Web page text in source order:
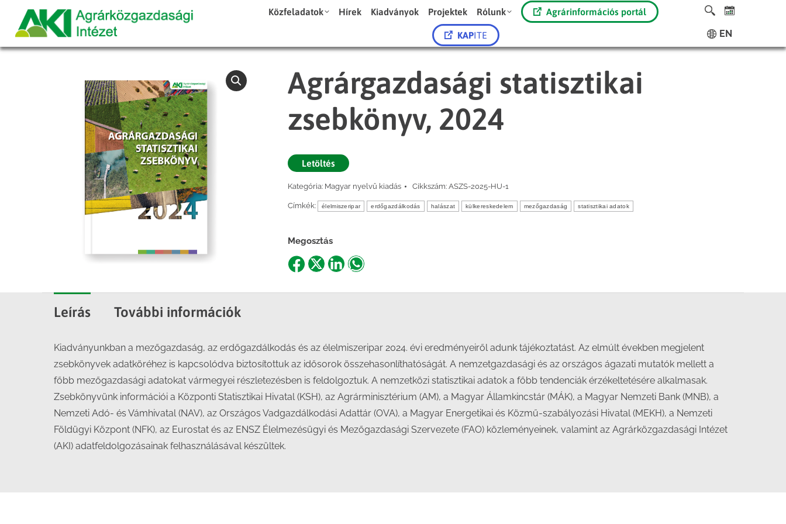
Közfeladatok Hírek Kiadványok Projektek Rólunk Agrárinformációs portál
KAPITE EN
Agrárgazdasági statisztikai
zsebkönyv, 2024
Letöltés
Kategória: Magyar nyelvű kiadás Cikkszám: ASZS-2025-HU-1
Címkék: élelmiszeripar erdőgazdálkodás halászat külkereskedelem mezőgazdaság statisztikai adatok
Megosztás
ShareShareShareShare
Leírás További információk
Kiadványunkban a mezőgazdaság, az erdőgazdálkodás és az élelmiszeripar 2024. évi eredményeiről adunk tájékoztatást. Az elmúlt években megjelent
zsebkönyvek adatköréhez is kapcsolódva biztosítottuk az idősorok összehasonlíthatóságát. A nemzetgazdasági és az országos ágazati mutatók mellett a
főbb mezőgazdasági adatokat vármegyei részletezésben is feldolgoztuk. A nemzetközi statisztikai adatok a főbb tendenciák érzékeltetésére alkalmasak.
Zsebkönyvünk információi a Központi Statisztikai Hivatal (KSH), az Agrárminisztérium (AM), a Magyar Államkincs­tár (MÁK), a Magyar Nemzeti Bank (MNB), a
Nemzeti Adó- és Vámhivatal (NAV), az Országos Vadgazdálkodási Adattár (OVA), a Magyar Energetikai és Közmű-szabályozási Hivatal (MEKH), a Nemzeti
Földügyi Központ (NFK), az Eurostat és az ENSZ Élelmezésügyi és Mezőgazdasági Szervezete (FAO) közleményeinek, valamint az Agrárközgazdasági Intézet
(AKI) adatfeldolgozása­inak felhasználásával készültek.